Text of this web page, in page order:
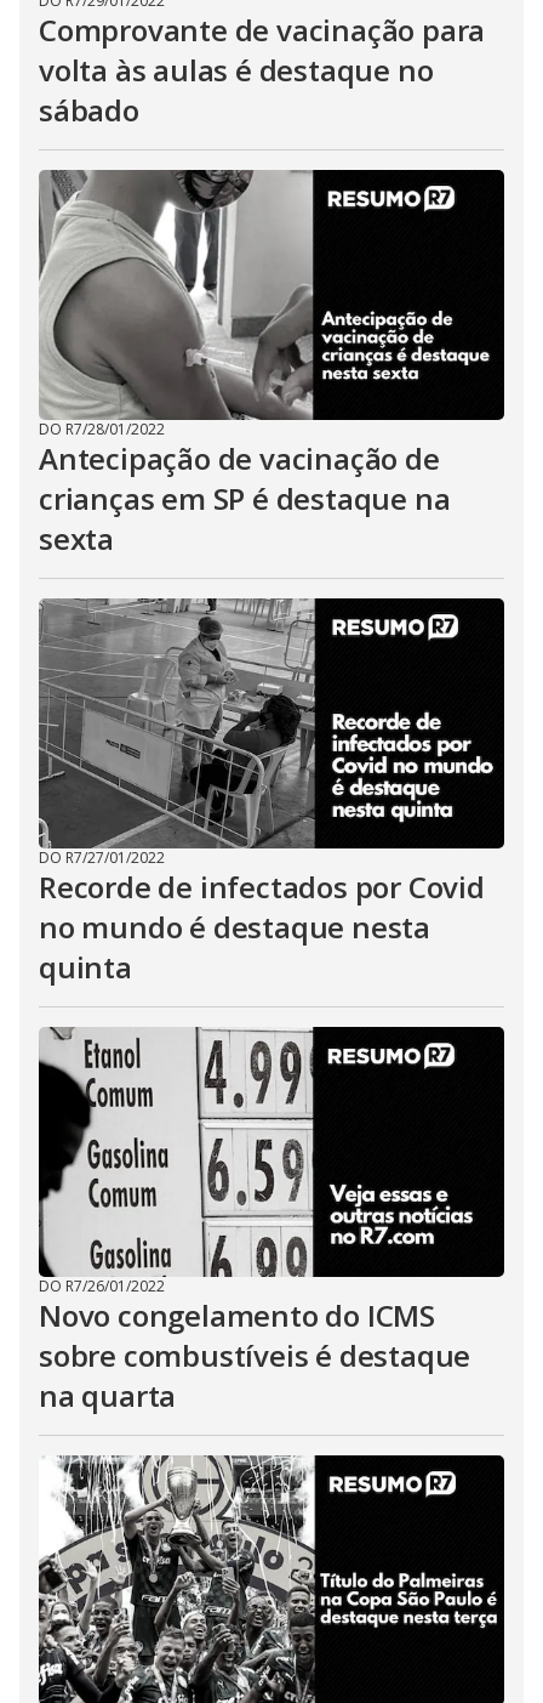
Comprovante de vacinação para
volta às aulas é destaque no
sábado
DO R7/28/01/2022
Antecipação de vacinação de
crianças em SP é destaque na
sexta
DO R7/27/01/2022
Recorde de infectados por Covid
no mundo é destaque nesta
quinta
DO R7/26/01/2022
Novo congelamento do ICMS
sobre combustíveis é destaque
na quarta